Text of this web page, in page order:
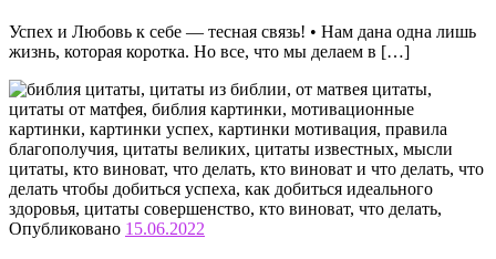
Успех и Любовь к себе — тесная связь! • Нам дана одна лишь
жизнь, которая коротка. Но все, что мы делаем в […]
Опубликовано 15.06.2022